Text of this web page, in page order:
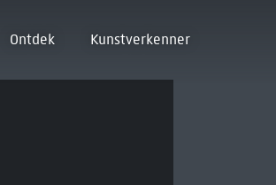
Ontdek Kunstverkenner